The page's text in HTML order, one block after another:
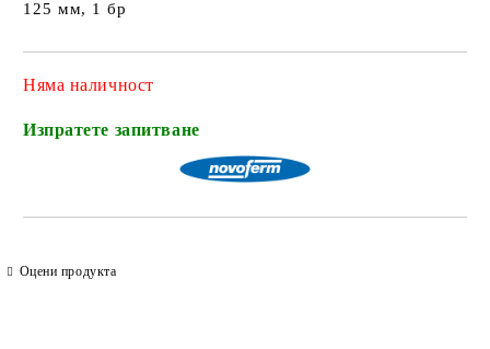
125 мм, 1 бр
Няма наличност
Изпратете запитване
Оцени продукта